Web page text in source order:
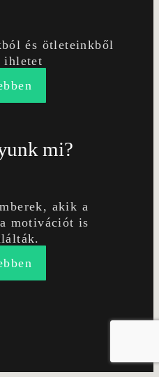
és ötleteinkből
ihletet
mi?
akik a
motivációt is